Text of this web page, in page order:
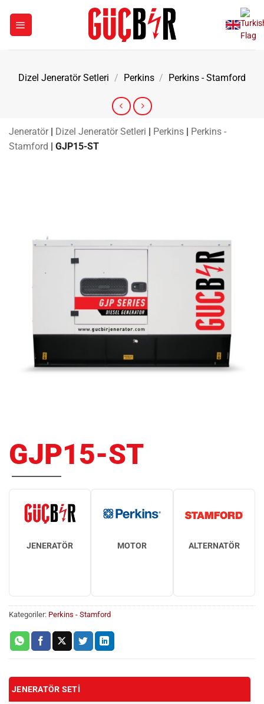
Dizel Jeneratör Setleri / Perkins / Perkins - Stamford
Jeneratör | Dizel Jeneratör Setleri | Perkins | Perkins -
Stamford | GJP15-ST
GJP15-ST
JENERATÖR MOTOR ALTERNATÖR
Kategoriler: Perkins - Stamford
JENERATÖR SETI